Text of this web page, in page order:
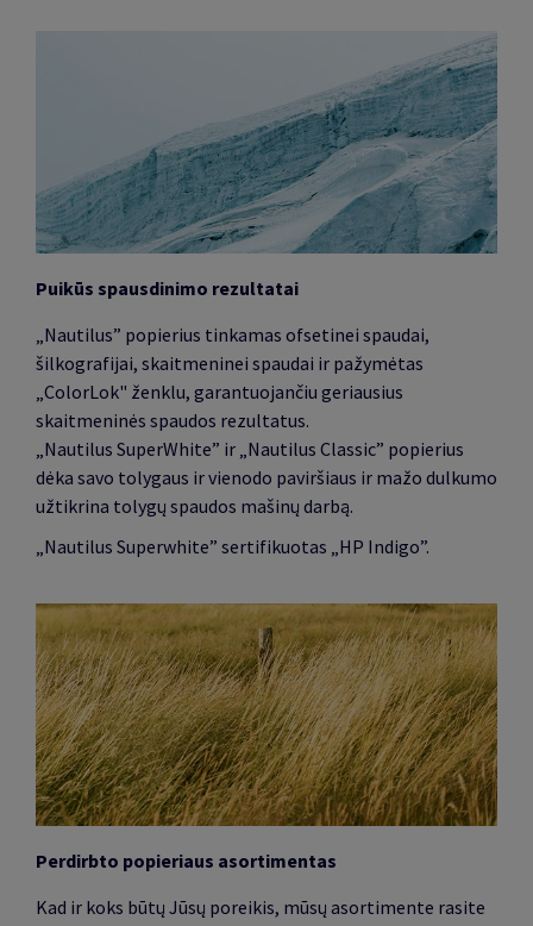
Puikūs spausdinimo rezultatai
„Nautilus” popierius tinkamas ofsetinei spaudai,
šilkografijai, skaitmeninei spaudai ir pažymėtas
„ColorLok" ženklu, garantuojančiu geriausius
skaitmeninės spaudos rezultatus.
„Nautilus SuperWhite” ir „Nautilus Classic” popierius
dėka savo tolygaus ir vienodo paviršiaus ir mažo dulkumo
užtikrina tolygų spaudos mašinų darbą.
„Nautilus Superwhite” sertifikuotas „HP Indigo”.
Perdirbto popieriaus asortimentas
Kad ir koks būtų Jūsų poreikis, mūsų asortimente rasite